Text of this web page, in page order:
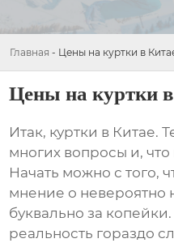
Главная - Цены на куртки в
Цены на куртки
Итак, куртки в Китае.
многих вопросы и,
Начать можно с того,
мнение о невероятно
буквально за
реальность гораздо